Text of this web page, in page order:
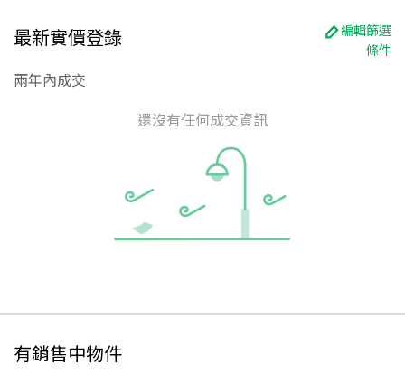
最新實價登錄
編輯篩選
條件
兩年內成交
還沒有任何成交資訊
有銷售中物件